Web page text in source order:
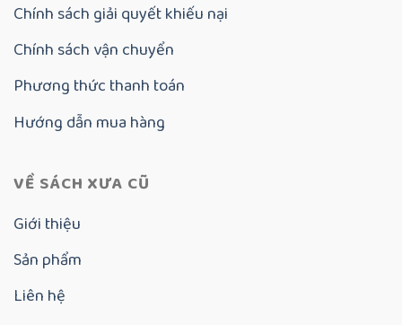
Chính sách giải quyết khiếu nại
Chính sách vận chuyển
Phương thức thanh toán
Hướng dẫn mua hàng
VỀ SÁCH XƯA CŨ
Giới thiệu
Sản phẩm
Liên hệ